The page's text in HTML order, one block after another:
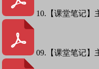
10.【课堂笔记】
09.【课堂笔记】